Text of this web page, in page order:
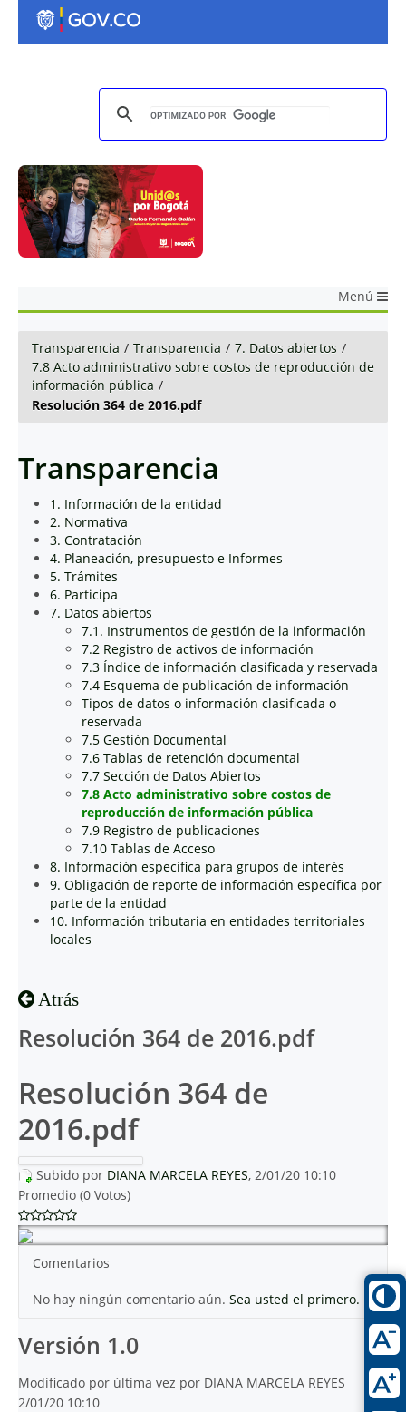
Menú
Transparencia / Transparencia / 7. Datos abiertos /
7.8 Acto administrativo sobre costos de reproducción de
información pública /
Resolución 364 de 2016.pdf
Transparencia
1. Información de la entidad
2. Normativa
3. Contratación
4. Planeación, presupuesto e Informes
5. Trámites
6. Participa
7. Datos abiertos
7.1. Instrumentos de gestión de la información
7.2 Registro de activos de información
7.3 Índice de información clasificada y reservada
7.4 Esquema de publicación de información
Tipos de datos o información clasificada o
reservada
7.5 Gestión Documental
7.6 Tablas de retención documental
7.7 Sección de Datos Abiertos
7.8 Acto administrativo sobre costos de
reproducción de información pública
7.9 Registro de publicaciones
7.10 Tablas de Acceso
8. Información específica para grupos de interés
9. Obligación de reporte de información específica por
parte de la entidad
10. Información tributaria en entidades territoriales
locales
Atrás
Resolución 364 de 2016.pdf
Resolución 364 de
2016.pdf
Subido por DIANA MARCELA REYES, 2/01/20 10:10
Promedio (0 Votos)
Comentarios
No hay ningún comentario aún. Sea usted el primero.
Versión 1.0
Modificado por última vez por DIANA MARCELA REYES
2/01/20 10:10